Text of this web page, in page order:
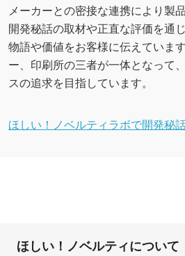
メーカーとの密接な連携により製
開発秘話の取材や正直な評価を通
物語や価値をお客様に伝えていま
ー、印刷所の三者が一体となって
スの追求を目指しています。
ほしい！ノベルティラボで開発秘
ほしい！ノベルティについて